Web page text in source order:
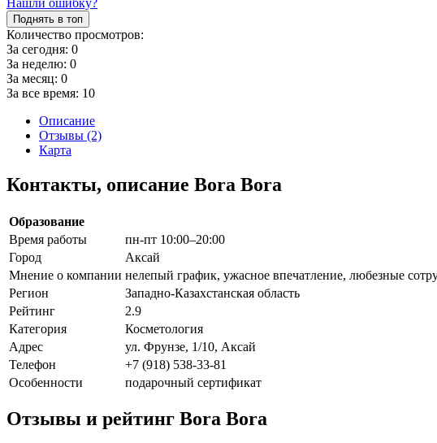
Поднять в топ
Количество просмотров:
За сегодня: 0
За неделю: 0
За месяц: 0
За все время: 10
Описание
Отзывы (2)
Карта
Контакты, описание Bora Bora
Образование
Время работы
пн-пт 10:00–20:00
Город
Аксай
Мнение о компании нелепый график, ужасное впечатление, любезные
Регион
Западно-Казахстанская область
Рейтинг
2.9
Категория
Косметология
Адрес
ул. Фрунзе, 1/10, Аксай
Телефон
+7 (918) 538-33-81
Особенности
подарочный сертификат
Отзывы и рейтинг Bora Bora